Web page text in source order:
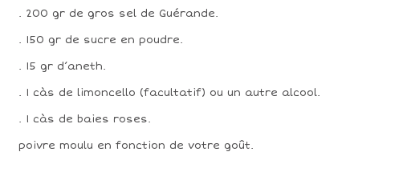
. 200 gr de gros sel de Guérande.
. 150 gr de sucre en poudre.
. 15 gr d’aneth.
. 1 càs de limoncello (facultatif) ou un autre alcool.
. 1 càs de baies roses.
poivre moulu en fonction de votre goût.